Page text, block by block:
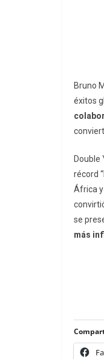
Bruno
éxitos
Double
récord
África y
se
más